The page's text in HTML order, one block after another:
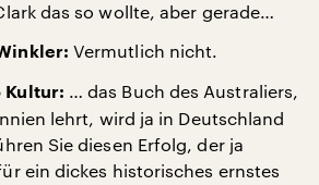
das so wollte, aber gerade…
Vermutlich nicht.
Kultur: … das Buch des Australiers,
lehrt, wird ja in Deutschland
Sie diesen Erfolg, der ja
ein dickes historisches ernstes